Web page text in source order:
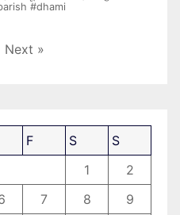
#dhami
Next »
F S
S
1
2
7 8
9